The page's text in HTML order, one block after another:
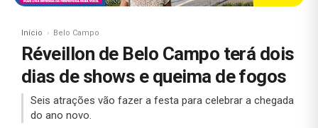
Início Belo Campo
Réveillon de Belo Campo terá dois
dias de shows e queima de fogos
Seis atrações vão fazer a festa para celebrar a chegada
do ano novo.